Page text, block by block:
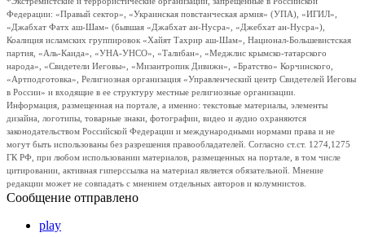
Федерации: «Правый сектор», «Украинская повстанческая армия» (УПА), «ИГИЛ»,
«Джабхат Фатх аш-Шам» (бывшая «Джабхат ан-Нусра», «Джебхат ан-Нусра»),
Коалиция исламских группировок «Хайят Тахрир аш-Шам», Национал-Большевистская
партия, «Аль-Каида», «УНА-УНСО», «Талибан», «Меджлис крымско-татарского
народа», «Свидетели Иеговы», «Мизантропик Дивижн», «Братство» Корчинского,
«Артподготовка», Религиозная организация «Управленческий центр Свидетелей Иеговы
в России» и входящие в ее структуру местные религиозные организации.
Информация, размещенная на портале, а именно: текстовые материалы, элементы
дизайна, логотипы, товарные знаки, фотографии, видео и аудио охраняются
законодательством Российской Федерации и международными нормами права и не
могут быть использованы без разрешения правообладателей. Согласно ст.ст. 1274,1275
ГК РФ, при любом использовании материалов, размещенных на портале, в том числе
цитировании, активная гиперссылка на материал является обязательной. Мнение
редакции может не совпадать с мнением отдельных авторов и колумнистов.
Сообщение отправлено
play